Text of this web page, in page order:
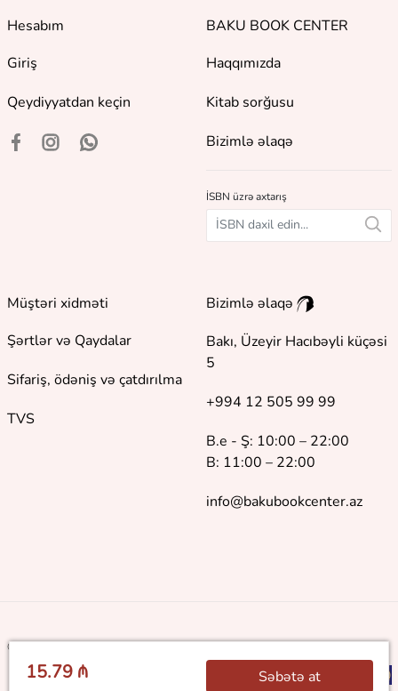
15.79 ₼ Səbətə at
Hesabım
Giriş
Qeydiyyatdan keçin
BAKU BOOK CENTER
Haqqımızda
Kitab sorğusu
Bizimlə əlaqə
İSBN üzrə axtarış
Müştəri xidməti
Şərtlər və Qaydalar
Sifariş, ödəniş və çatdırılma
TVS
Bizimlə əlaqə
Bakı, Üzeyir Hacıbəyli küçəsi
5
+994 12 505 99 99
B.e - Ş: 10:00 – 22:00
B: 11:00 – 22:00
info@bakubookcenter.az
©2018 - 2026 Baku Book Center. Bütün hüquqlar qorunur